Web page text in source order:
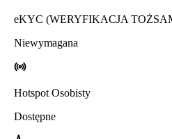
eKYC (WERYFIKACJA
Niewymagana
Hotspot Osobisty
Dostępne